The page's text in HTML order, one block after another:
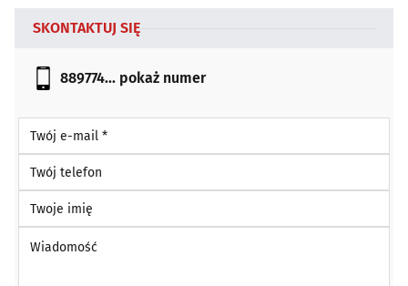
SKONTAKTUJ SIĘ
889774... pokaż numer
Twój e-mail *
Twój telefon
Twoje imię